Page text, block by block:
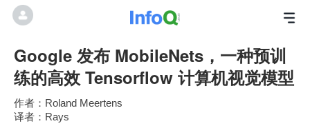
Google 发布 MobileNets，一种预训
练的高效 Tensorflow 计算机视觉模型
Roland Meertens
Rays